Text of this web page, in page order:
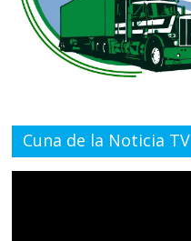
Cuna de la Noticia TV